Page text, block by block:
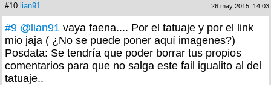
#10 lian91 26 may 2015, 14:03
#9 @lian91 vaya faena.... Por el tatuaje y por el link
mio jaja ( ¿No se puede poner aquí imagenes?)
Posdata: Se tendría que poder borrar tus propios
comentarios para que no salga este fail igualito al del
tatuaje..